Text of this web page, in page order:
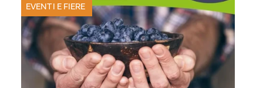
EVENTI E FIERE